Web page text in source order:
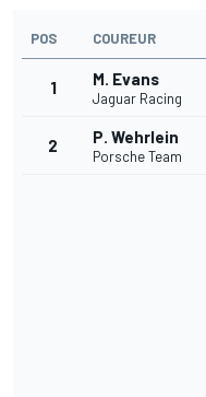
POS COUREUR
1 M. Evans
Jaguar Racing
2 P. Wehrlein
Porsche Team